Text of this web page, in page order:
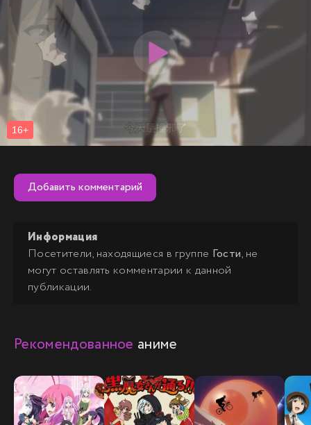
Добавить комментарий
Информация
Посетители, находящиеся в группе Гости, не
могут оставлять комментарии к данной
публикации.
Рекомендованное аниме